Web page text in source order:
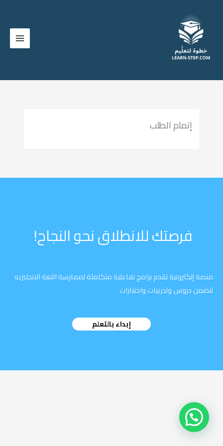
المحتوى
إتمام الطلب
فرصتك للانطلاق نحو النجاح!
منصة إلكترونية تقدم برامج تفاعلية متكاملة لممارسة اللغة الانجليزيه
تتضمن دروس وتدريبات واختبارات
إبداء بالتعلم